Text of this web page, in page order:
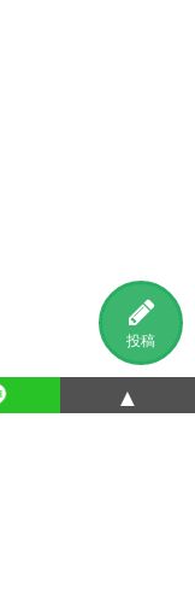
投稿
▲